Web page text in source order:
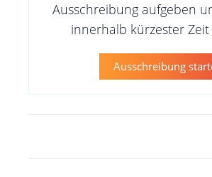
Ausschreibung aufgeben
innerhalb kürzester
Ausschreibung